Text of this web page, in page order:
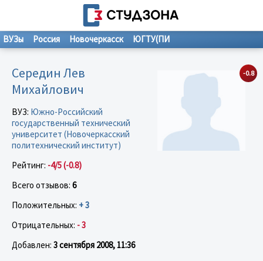
ВУЗы Россия Новочеркасск ЮГТУ(ПИ
-0.8
Середин Лев
Михайлович
ВУЗ: Южно-Российский
государственный технический
университет (Новочеркасский
политехнический институт)
Рейтинг: -4/5 (-0.8)
Всего отзывов: 6
Положительных: + 3
Отрицательных: - 3
Добавлен: 3 сентября 2008, 11:36